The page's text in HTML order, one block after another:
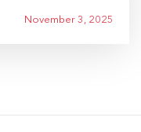
November 3, 2025